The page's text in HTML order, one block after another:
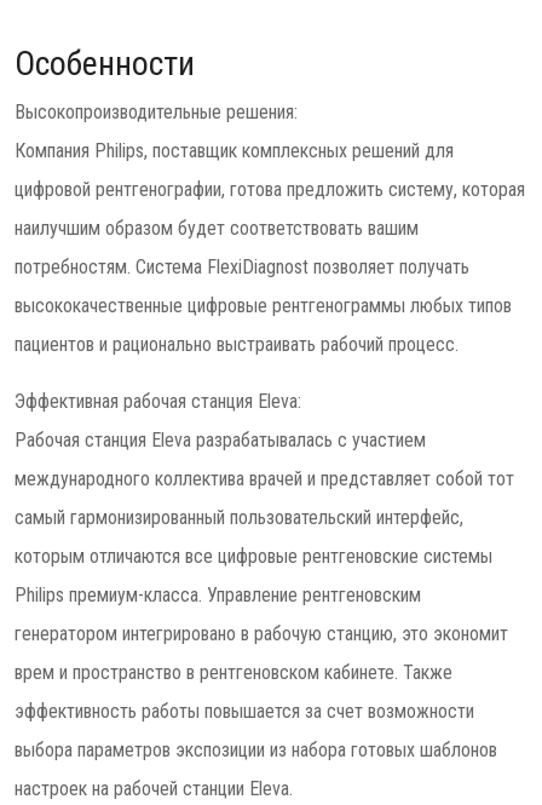
Особенности
Высокопроизводительные решения:
Компания Philips, поставщик комплексных решений для
цифровой рентгенографии, готова предложить систему, которая
наилучшим образом будет соответствовать вашим
потребностям. Система FlexiDiagnost позволяет получать
высококачественные цифровые рентгенограммы любых типов
пациентов и рационально выстраивать рабочий процесс.
Эффективная рабочая станция Eleva:
Рабочая станция Eleva разрабатывалась с участием
международного коллектива врачей и представляет собой тот
самый гармонизированный пользовательский интерфейс,
которым отличаются все цифровые рентгеновские системы
Philips премиум-класса. Управление рентгеновским
генератором интегрировано в рабочую станцию, это экономит
врем и пространство в рентгеновском кабинете. Также
эффективность работы повышается за счет возможности
выбора параметров экспозиции из набора готовых шаблонов
настроек на рабочей станции Eleva.